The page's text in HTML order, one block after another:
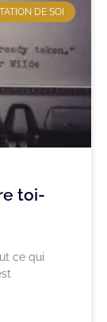
DE SOI
toi-
ce qui